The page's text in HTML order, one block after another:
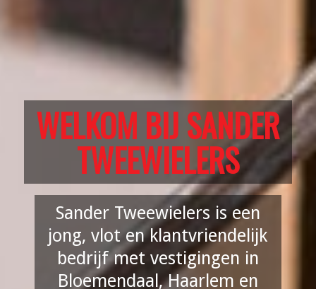
WELKOM BIJ SANDER
TWEEWIELERS
Sander Tweewielers is een
jong, vlot en klantvriendelijk
bedrijf met vestigingen in
Bloemendaal, Haarlem en